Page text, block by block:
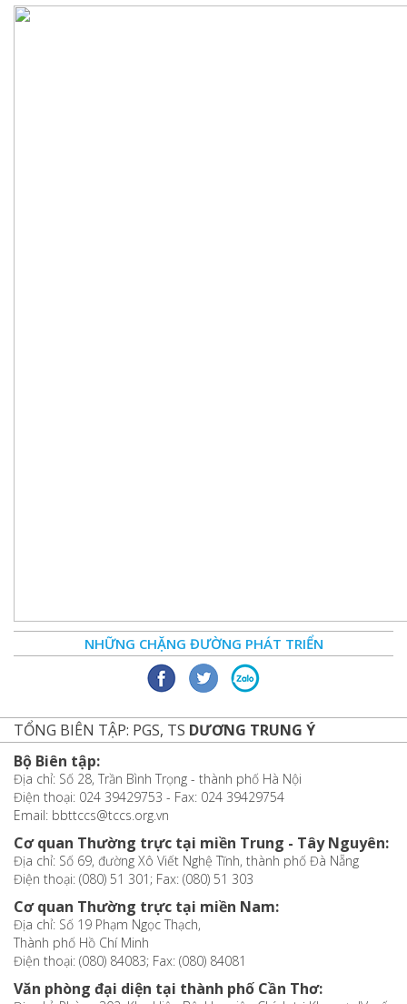
NHỮNG CHẶNG ĐƯỜNG PHÁT TRIỂN
TỔNG BIÊN TẬP: PGS, TS DƯƠNG TRUNG Ý
Bộ Biên tập:
Địa chỉ: Số 28, Trần Bình Trọng - thành phố Hà Nội
Điện thoại: 024 39429753 - Fax: 024 39429754
Email: bbttccs@tccs.org.vn
Cơ quan Thường trực tại miền Trung - Tây Nguyên:
Địa chỉ: Số 69, đường Xô Viết Nghệ Tĩnh, thành phố Đà Nẵng
Điện thoại: (080) 51 301; Fax: (080) 51 303
Cơ quan Thường trực tại miền Nam:
Địa chỉ: Số 19 Phạm Ngọc Thạch,
Thành phố Hồ Chí Minh
Điện thoại: (080) 84083; Fax: (080) 84081
Văn phòng đại diện tại thành phố Cần Thơ: